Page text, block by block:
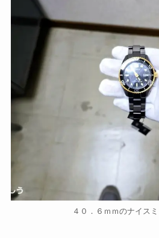
４０．６ｍｍのナイス